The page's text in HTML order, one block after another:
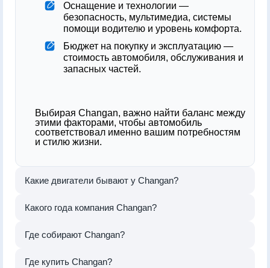
Оснащение и технологии —
безопасность, мультимедиа, системы
помощи водителю и уровень комфорта.
Бюджет на покупку и эксплуатацию —
стоимость автомобиля, обслуживания и
запасных частей.
Выбирая Changan, важно найти баланс между
этими факторами, чтобы автомобиль
соответствовал именно вашим потребностям
и стилю жизни.
Какие двигатели бывают у Changan?
Какого года компания Changan?
Где собирают Changan?
Где купить Changan?